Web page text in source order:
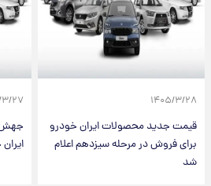
۱۴۰۵/۳/۲۸
قیمت جدید محصولات ایران خودرو
برای فروش در مرحله سیزدهم اعلام
شد